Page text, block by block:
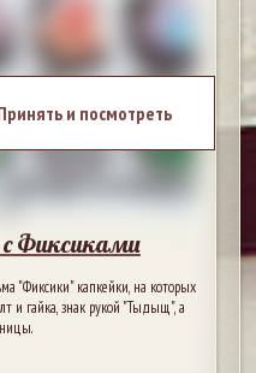
и посмотреть
Фиксиками
"Фиксики" капкейки, на которых
и гайка, знак рукой "Тыдыщ", а